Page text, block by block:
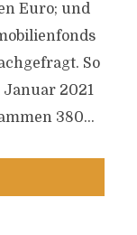
Euro; und
So
2021
380...